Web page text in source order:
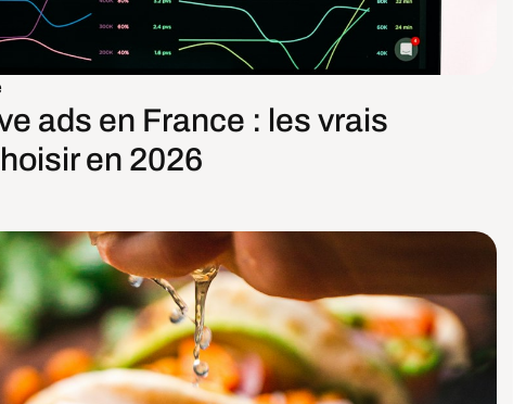
ads en France : les vrais
en 2026